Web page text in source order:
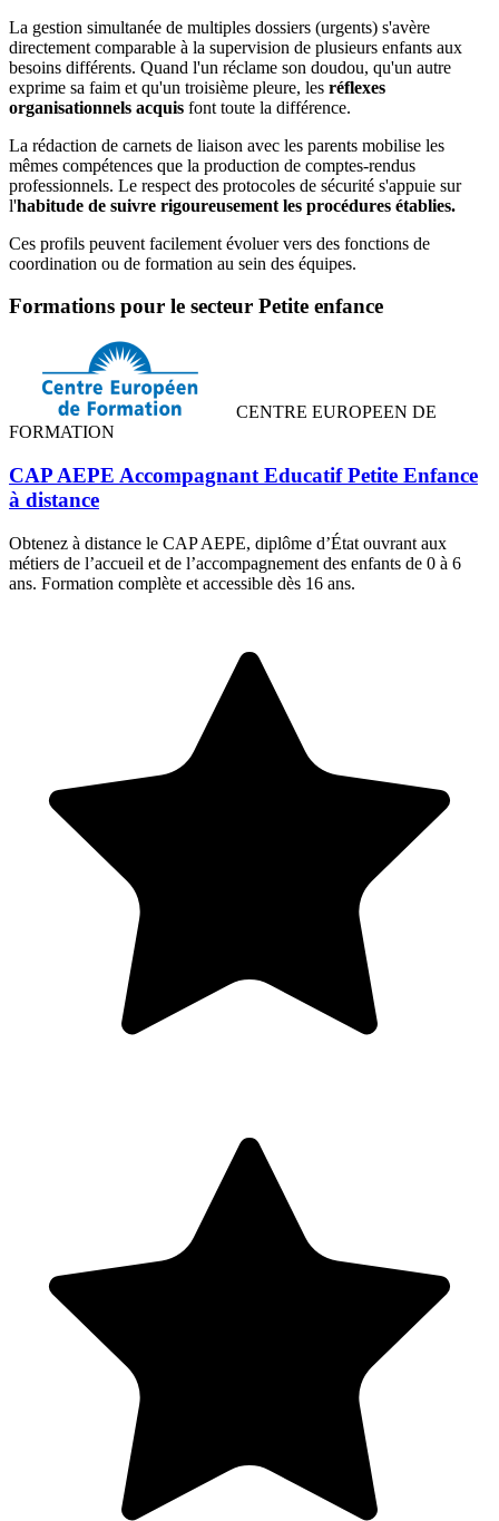
La gestion simultanée de multiples dossiers (urgents) s'avère
directement comparable à la supervision de plusieurs enfants aux
besoins différents. Quand l'un réclame son doudou, qu'un autre
exprime sa faim et qu'un troisième pleure, les réflexes
organisationnels acquis font toute la différence.
La rédaction de carnets de liaison avec les parents mobilise les
mêmes compétences que la production de comptes-rendus
professionnels. Le respect des protocoles de sécurité s'appuie sur
l'habitude de suivre rigoureusement les procédures établies.
Ces profils peuvent facilement évoluer vers des fonctions de
coordination ou de formation au sein des équipes.
Formations pour le secteur Petite enfance
CENTRE EUROPEEN DE
FORMATION
CAP AEPE Accompagnant Educatif Petite Enfance
à distance
Obtenez à distance le CAP AEPE, diplôme d’État ouvrant aux
métiers de l’accueil et de l’accompagnement des enfants de 0 à 6
ans. Formation complète et accessible dès 16 ans.